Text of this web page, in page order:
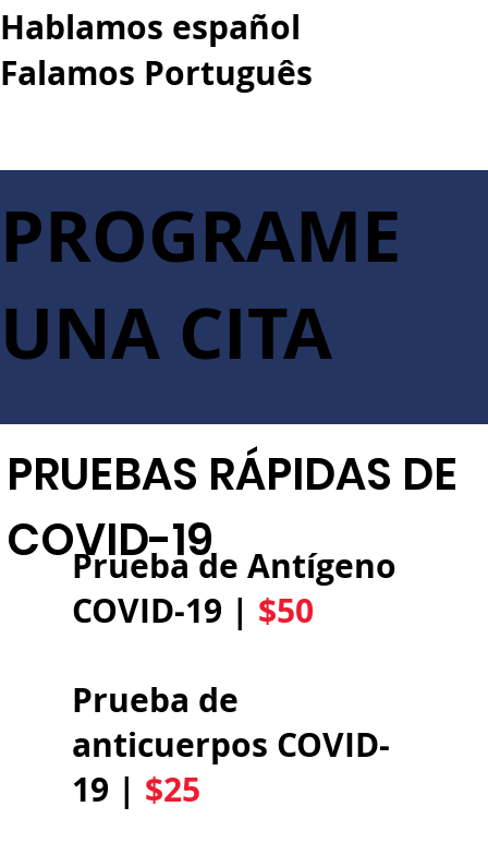
Hablamos español
Falamos Português​
​Prueba de Antígeno
COVID-19 | $50
Prueba de
anticuerpos COVID-
19 | $25
​PRUEBAS RÁPIDAS DE
COVID-19
PROGRAME
UNA CITA